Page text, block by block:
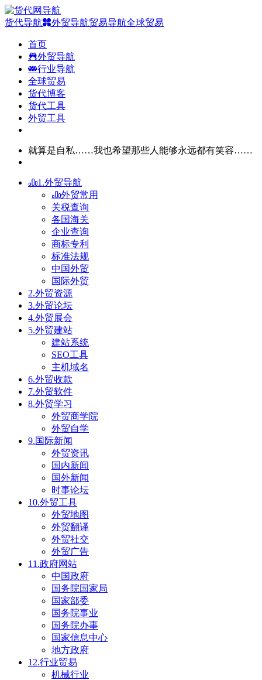
货代导航 外贸导航贸易导航全球贸易
首页
外贸导航
行业导航
全球贸易
货代博客
货代工具
外贸工具
就算是自私……我也希望那些人能够永远都有笑容……
1.外贸导航
外贸常用
关税查询
各国海关
企业查询
商标专利
标准法规
中国外贸
国际外贸
2.外贸资源
3.外贸论坛
4.外贸展会
5.外贸建站
建站系统
SEO工具
主机域名
6.外贸收款
7.外贸软件
8.外贸学习
外贸商学院
外贸自学
9.国际新闻
外贸资讯
国内新闻
国外新闻
时事论坛
10.外贸工具
外贸地图
外贸翻译
外贸社交
外贸广告
11.政府网站
中国政府
国务院国家局
国家部委
国务院事业
国务院办事
国家信息中心
地方政府
12.行业贸易
机械行业